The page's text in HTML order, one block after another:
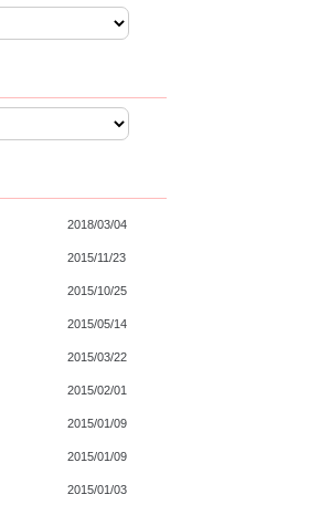
2018/03/04
2015/11/23
2015/10/25
2015/05/14
2015/03/22
2015/02/01
2015/01/09
2015/01/09
2015/01/03